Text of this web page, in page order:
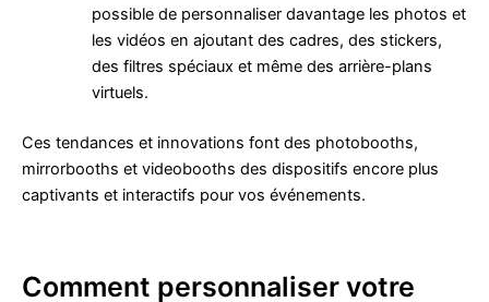
possible de personnaliser davantage les photos et
les vidéos en ajoutant des cadres, des stickers,
des filtres spéciaux et même des arrière-plans
virtuels.
Ces tendances et innovations font des photobooths,
mirrorbooths et videobooths des dispositifs encore plus
captivants et interactifs pour vos événements.
Comment personnaliser votre